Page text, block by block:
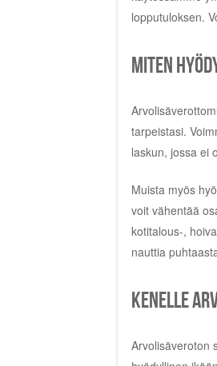
lopputuloksen.
Miten
tarpeistasi.
laskun, jossa ei
Muista myös
voit vähentää
kotitalous-,
nauttia
Kenelle
Arvolisäveroton